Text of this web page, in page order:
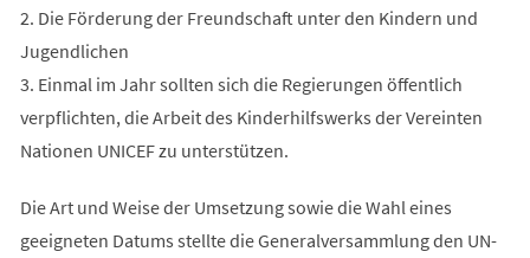
2. Die Förderung der Freundschaft unter den Kindern und
Jugendlichen
3. Einmal im Jahr sollten sich die Regierungen öffentlich
verpflichten, die Arbeit des Kinderhilfswerks der Vereinten
Nationen UNICEF zu unterstützen.
Die Art und Weise der Umsetzung sowie die Wahl eines
geeigneten Datums stellte die Generalversammlung den UN-